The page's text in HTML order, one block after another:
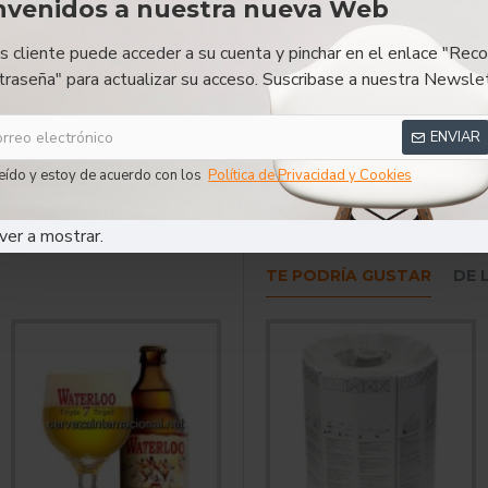
a nuestra nueva Web
cliente puede acceder a su cuenta y pinchar en el enlace
para actualizar su acceso. Suscribase a nuestra
ENVIAR
y estoy de acuerdo con los Política de Privacidad y Cookies
a mostrar.
DESCRIPCIÓN RESEÑAS
Cerveza Belga
TE PODRÍA GUSTAR DE